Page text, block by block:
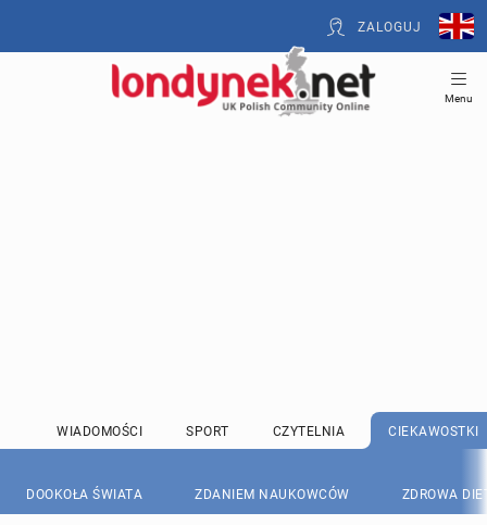
ZALOGUJ
Menu
WIADOMOŚCI SPORT CZYTELNIA CIEKAWOSTKI
DOOKOŁA ŚWIATA ZDANIEM NAUKOWCÓW ZDROWA